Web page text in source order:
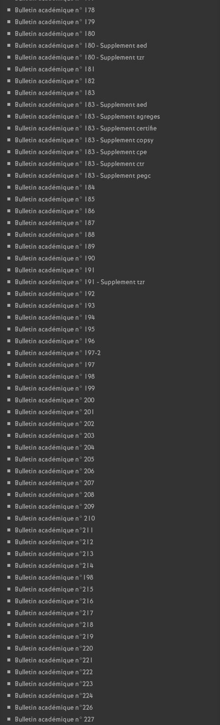
Bulletin académique n° 178
Bulletin académique n° 179
Bulletin académique n° 180
Bulletin académique n° 180 - Supplement aed
Bulletin académique n° 180 - Supplement tzr
Bulletin académique n° 181
Bulletin académique n° 182
Bulletin académique n° 183
Bulletin académique n° 183 - Supplement aed
Bulletin académique n° 183 - Supplement agreges
Bulletin académique n° 183 - Supplement certifie
Bulletin académique n° 183 - Supplement copsy
Bulletin académique n° 183 - Supplement cpe
Bulletin académique n° 183 - Supplement ctr
Bulletin académique n° 183 - Supplement pegc
Bulletin académique n° 184
Bulletin académique n° 185
Bulletin académique n° 186
Bulletin académique n° 187
Bulletin académique n° 188
Bulletin académique n° 189
Bulletin académique n° 190
Bulletin académique n° 191
Bulletin académique n° 191 - Supplement tzr
Bulletin académique n° 192
Bulletin académique n° 193
Bulletin académique n° 194
Bulletin académique n° 195
Bulletin académique n° 196
Bulletin académique n° 197-2
Bulletin académique n° 197
Bulletin académique n° 198
Bulletin académique n° 199
Bulletin académique n° 200
Bulletin académique n° 201
Bulletin académique n° 202
Bulletin académique n° 203
Bulletin académique n° 204
Bulletin académique n° 205
Bulletin académique n° 206
Bulletin académique n° 207
Bulletin académique n° 208
Bulletin académique n° 209
Bulletin académique n° 210
Bulletin académique n°211
Bulletin académique n°212
Bulletin académique n°213
Bulletin académique n°214
Bulletin académique n°198
Bulletin académique n°215
Bulletin académique n°216
Bulletin académique n°217
Bulletin académique n°218
Bulletin académique n°219
Bulletin académique n°220
Bulletin académique n°221
Bulletin académique n°222
Bulletin académique n°223
Bulletin académique n°224
Bulletin académique n°226
Bulletin académique n° 227